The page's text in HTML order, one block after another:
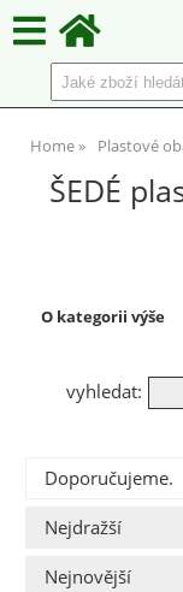
Home Plastové
ŠEDÉ
O kategorii výše
vyhledat:
Doporučujeme.
Nejdražší
Nejnovější